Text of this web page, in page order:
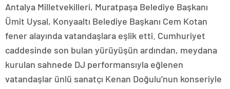
Antalya Milletvekilleri, Muratpaşa Belediye Başkanı
Ümit Uysal, Konyaaltı Belediye Başkanı Cem Kotan
fener alayında vatandaşlara eşlik etti. Cumhuriyet
caddesinde son bulan yürüyüşün ardından, meydana
kurulan sahnede DJ performansıyla eğlenen
vatandaşlar ünlü sanatçı Kenan Doğulu’nun konseriyle